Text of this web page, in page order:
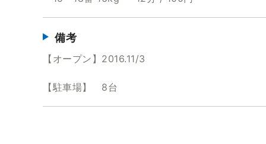
備考
【オープン】2016.11/3
【駐車場】 8台